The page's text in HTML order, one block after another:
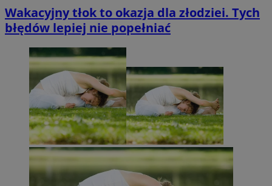
Wakacyjny tłok to okazja dla złodziei. Tych
błędów lepiej nie popełniać